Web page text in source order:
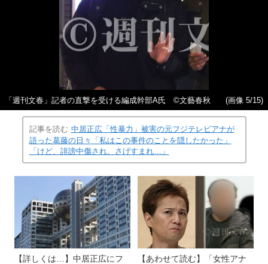
「週刊文春」記者の直撃を受ける編成幹部A氏 ©文藝春秋 (画像 5/15)
記事を読む 中居正広「性暴力」被害の元フジテレビアナが
語った葛藤の日々「私はこの事件のことを隠したかった」
「けど、誹謗中傷され、さげすまれ…」
【詳しくは…】中居正広にフ
【あわせて読む】「女性アナ